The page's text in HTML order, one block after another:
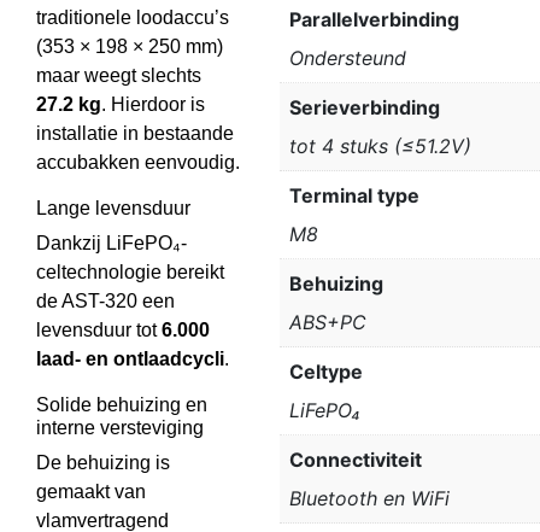
traditionele loodaccu’s
(353 × 198 × 250 mm)
maar weegt slechts
27.2 kg. Hierdoor is
installatie in bestaande
accubakken eenvoudig.
Lange levensduur
Dankzij LiFePO₄-
celtechnologie bereikt
de AST-320 een
levensduur tot6.000
laad- en ontlaadcycli.
Solide behuizing en
interne versteviging
De behuizing is
gemaakt van
vlamvertragend
Parallelverbinding
Ondersteund
Serieverbinding
tot 4 stuks (≤51.2V)
Terminal type
M8
Behuizing
ABS+PC
Celtype
LiFePO₄
Connectiviteit
Bluetooth en WiFi